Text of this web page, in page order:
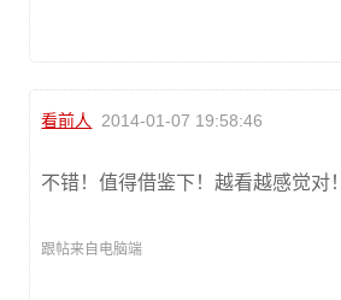
看前人 2014-01-07 19:58:46
不错！值得借鉴下！越看越感觉对！
跟帖来自电脑端